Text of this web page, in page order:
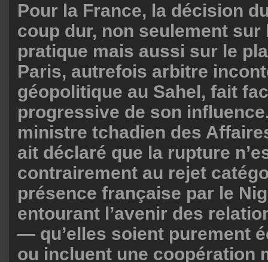
Pour la France, la décision
coup dur, non seulement sur
pratique mais aussi sur le
Paris, autrefois arbitre
géopolitique au Sahel, fait
progressive de son
ministre tchadien des
ait déclaré que la rupture
contrairement au rejet
présence française par le
entourant l’avenir des
— qu’elles soient purement
ou incluent une coopération